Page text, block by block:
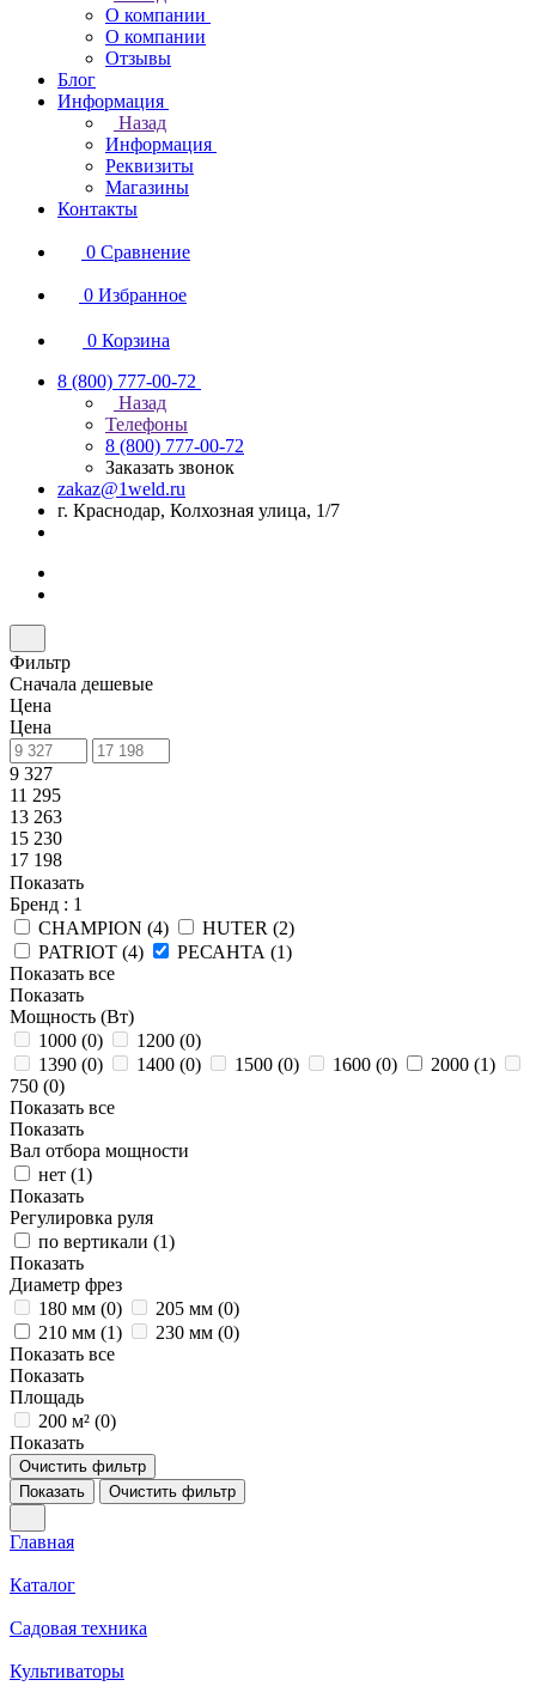
О компании
О компании
Отзывы
Блог
Информация
Назад
Информация
Реквизиты
Магазины
Контакты
0 Сравнение
0 Избранное
0 Корзина
8 (800) 777-00-72
Назад
Телефоны
8 (800) 777-00-72
Заказать звонок
zakaz@1weld.ru
г. Краснодар, Колхозная улица, 1/7
Фильтр
Сначала дешевые
Цена
Цена
9 327
11 295
13 263
15 230
17 198
Показать
Бренд : 1
CHAMPION (4) HUTER (2)
PATRIOT (4) РЕСАНТА (1)
Показать все
Показать
Мощность (Вт)
1000 (0) 1200 (0)
1390 (0) 1400 (0) 1500 (0) 1600 (0) 2000 (1)
750 (0)
Показать все
Показать
Вал отбора мощности
нет (1)
Показать
Регулировка руля
по вертикали (1)
Показать
Диаметр фрез
180 мм (0) 205 мм (0)
210 мм (1) 230 мм (0)
Показать все
Показать
Площадь
200 м² (0)
Показать
Очистить фильтр
Показать
Очистить фильтр
Главная
Каталог
Садовая техника
Культиваторы